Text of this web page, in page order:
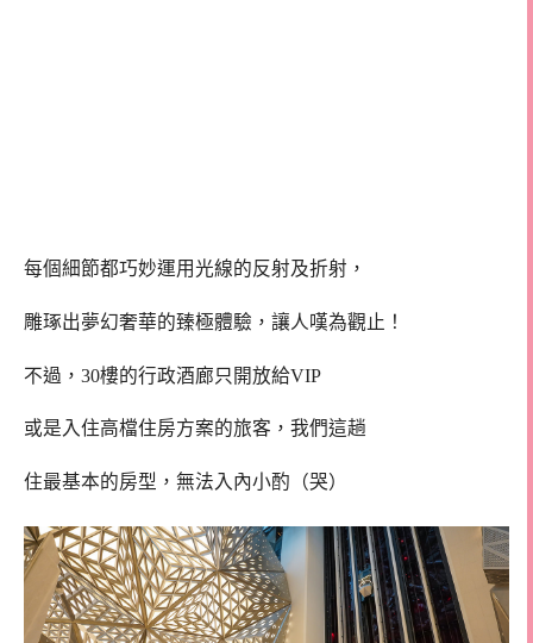
每個細節都巧妙運用光線的反射及折射，
雕琢出夢幻奢華的臻極體驗，讓人嘆為觀止！
不過，30樓的行政酒廊只開放給VIP
或是入住高檔住房方案的旅客，我們這趟
住最基本的房型，無法入內小酌（哭）